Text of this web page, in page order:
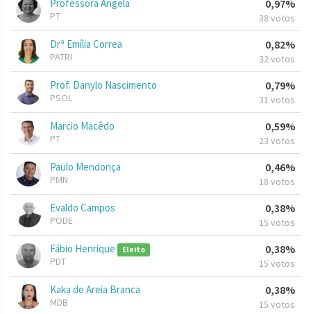
Professora Ângela
PT
0,97%
38 votos
Drª Emília Correa
PATRI
0,82%
32 votos
Prof. Danylo Nascimento
PSOL
0,79%
31 votos
Marcio Macêdo
PT
0,59%
23 votos
Paulo Mendonça
PMN
0,46%
18 votos
Evaldo Campos
PODE
0,38%
15 votos
Fábio Henrique Eleito
PDT
0,38%
15 votos
Kaka de Areia Branca
MDB
0,38%
15 votos